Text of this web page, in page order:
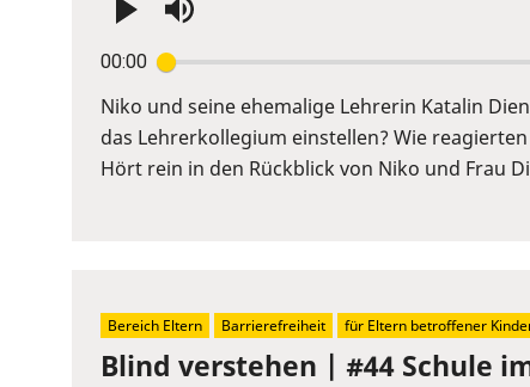
00:00
Enter
or
Space
to
Niko und seine ehemalige Lehrerin Katalin
das Lehrerkollegium einstellen? Wie
Hört rein in den Rückblick von Niko und Frau
Blind verstehen | #44 Schule
Bereich Eltern Barrierefreiheit für Eltern betroffener